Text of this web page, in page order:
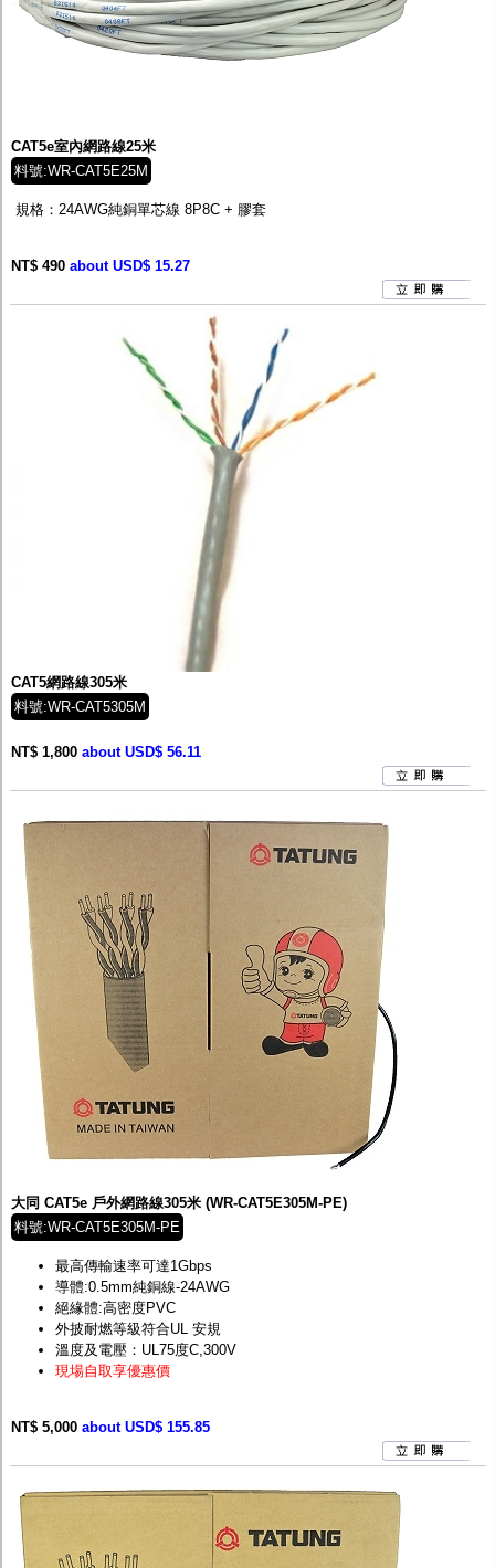
CAT5e室內網路線25米
料號:WR-CAT5E25M
規格：24AWG純銅單芯線 8P8C + 膠套
NT$ 490 about USD$ 15.27
CAT5網路線305米
料號:WR-CAT5305M
NT$ 1,800 about USD$ 56.11
大同 CAT5e 戶外網路線305米 (WR-CAT5E305M-PE)
料號:WR-CAT5E305M-PE
最高傳輸速率可達1Gbps
導體:0.5mm純銅線-24AWG
絕緣體:高密度PVC
外披耐燃等級符合UL 安規
溫度及電壓：UL75度C,300V
現場自取享優惠價
NT$ 5,000 about USD$ 155.85